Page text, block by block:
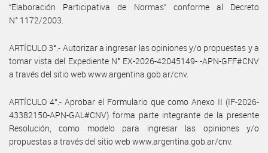
“Elaboración Participativa de Normas” conforme al Decreto
N° 1172/2003.
ARTÍCULO 3°.- Autorizar a ingresar las opiniones y/o propuestas y a
tomar vista del Expediente N° EX-2026-42045149- -APN-GFF#CNV
a través del sitio web www.argentina.gob.ar/cnv.
ARTÍCULO 4°.- Aprobar el Formulario que como Anexo II (IF-2026-
43382150-APN-GAL#CNV) forma parte integrante de la presente
Resolución, como modelo para ingresar las opiniones y/o
propuestas a través del sitio web www.argentina.gob.ar/cnv.